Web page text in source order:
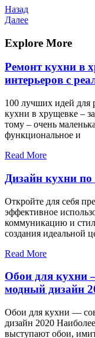
Навигация
по
записям
Предыдущая
запись
Назад
Следующая
Далее
Explore More
Ремонт кухни в
интерьеров с
100 лучших идей для
кухни в хрущевке –
тому – очень
функциональное и
Read More
Дизайн кухни по
Откройте для себя
эффективное
коммуникацию и
создания идеальной
Read More
Обои для кухни
модный дизайн
Обои для кухни —
дизайн 2020
выступают обои,